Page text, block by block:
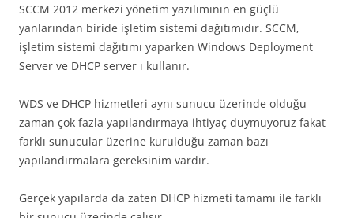
SCCM 2012 merkezi yönetim yazılımının en güçlü
yanlarından biride işletim sistemi dağıtımıdır. SCCM,
işletim sistemi dağıtımı yaparken Windows Deployment
Server ve DHCP server ı kullanır.
WDS ve DHCP hizmetleri aynı sunucu üzerinde olduğu
zaman çok fazla yapılandırmaya ihtiyaç duymuyoruz fakat
farklı sunucular üzerine kurulduğu zaman bazı
yapılandırmalara gereksinim vardır.
Gerçek yapılarda da zaten DHCP hizmeti tamamı ile farklı